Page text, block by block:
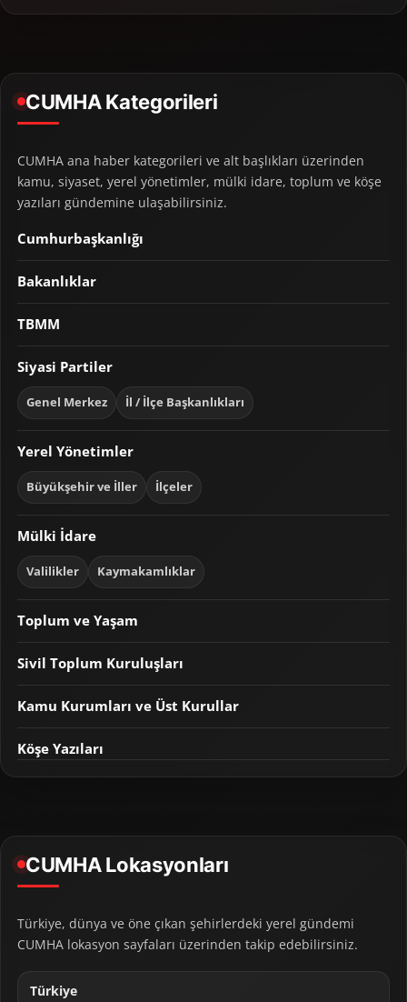
CUMHA Kategorileri
CUMHA ana haber kategorileri ve alt başlıkları üzerinden
kamu, siyaset, yerel yönetimler, mülki idare, toplum ve köşe
yazıları gündemine ulaşabilirsiniz.
Cumhurbaşkanlığı
Bakanlıklar
TBMM
Siyasi Partiler
Genel Merkez İl / İlçe Başkanlıkları
Yerel Yönetimler
Büyükşehir ve İller İlçeler
Mülki İdare
Valilikler Kaymakamlıklar
Toplum ve Yaşam
Sivil Toplum Kuruluşları
Kamu Kurumları ve Üst Kurullar
Köşe Yazıları
CUMHA Lokasyonları
Türkiye, dünya ve öne çıkan şehirlerdeki yerel gündemi
CUMHA lokasyon sayfaları üzerinden takip edebilirsiniz.
Türkiye